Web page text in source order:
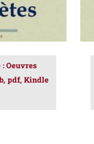
Oeuvres
pdf, Kindle